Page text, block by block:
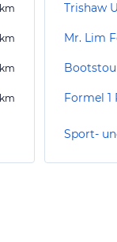
km
km
km
km
Trishaw
Mr. Lim
Formel 1